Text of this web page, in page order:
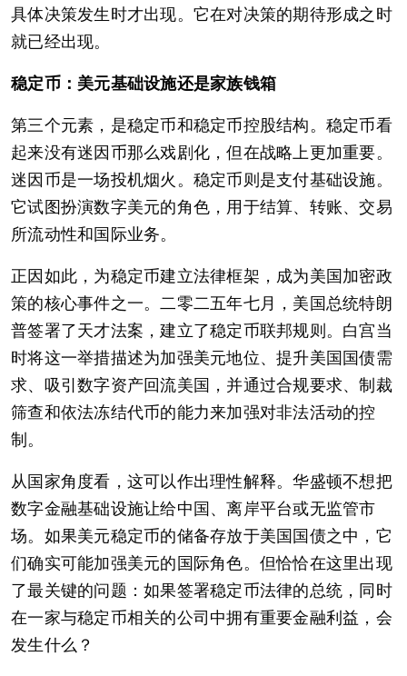
具体决策发生时才出现。它在对决策的期待形成之时
就已经出现。
稳定币：美元基础设施还是家族钱箱
第三个元素，是稳定币和稳定币控股结构。稳定币看
起来没有迷因币那么戏剧化，但在战略上更加重要。
迷因币是一场投机烟火。稳定币则是支付基础设施。
它试图扮演数字美元的角色，用于结算、转账、交易
所流动性和国际业务。
正因如此，为稳定币建立法律框架，成为美国加密政
策的核心事件之一。二零二五年七月，美国总统特朗
普签署了天才法案，建立了稳定币联邦规则。白宫当
时将这一举措描述为加强美元地位、提升美国国债需
求、吸引数字资产回流美国，并通过合规要求、制裁
筛查和依法冻结代币的能力来加强对非法活动的控
制。
从国家角度看，这可以作出理性解释。华盛顿不想把
数字金融基础设施让给中国、离岸平台或无监管市
场。如果美元稳定币的储备存放于美国国债之中，它
们确实可能加强美元的国际角色。但恰恰在这里出现
了最关键的问题：如果签署稳定币法律的总统，同时
在一家与稳定币相关的公司中拥有重要金融利益，会
发生什么？